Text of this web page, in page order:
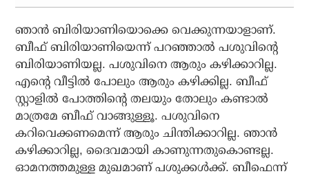
ഞാന്‍ ബിരിയാണിയൊക്കെ വെക്കുന്നയാളാണ്.
ബീഫ് ബിരിയാണിയെന്ന് പറഞ്ഞാല്‍ പശുവിന്റെ
ബിരിയാണിയല്ല. പശുവിനെ ആരും കഴിക്കാറില്ല.
എന്റെ വീട്ടില്‍ പോലും ആരും കഴിക്കില്ല. ബീഫ്
സ്റ്റാളില്‍ പോത്തിന്റെ തലയും തോലും കണ്ടാല്‍
മാത്രമേ ബീഫ് വാങ്ങുള്ളൂ. പശുവിനെ
കറിവെക്കണമെന്ന് ആരും ചിന്തിക്കാറില്ല. ഞാന്‍
കഴിക്കാറില്ല, ദൈവമായി കാണുന്നതുകൊണ്ടല്ല.
ഓമനത്തമുള്ള മുഖമാണ് പശുക്കള്‍ക്ക്. ബീഫെന്ന്